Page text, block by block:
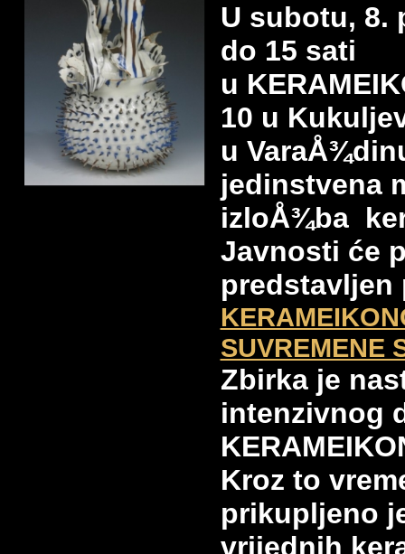
U subotu, 8.
do 15 sati
u
10 u
u
jedinstvena
izloÅ¾ba
Javnosti će
predstavljen
SUVREMENE
Zbirka je
intenzivnog
Kroz to
prikupljeno
vrijednih